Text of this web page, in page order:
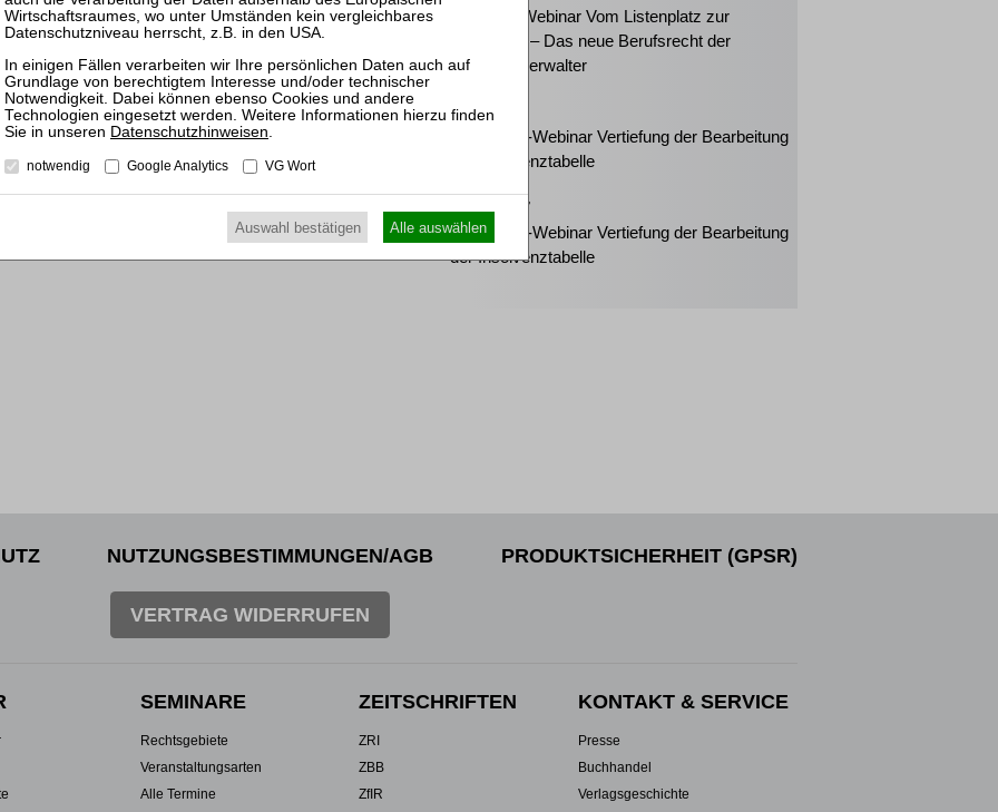
Praktiker-Webinar Vom Listenplatz zur
Zulassung – Das neue Berufsrecht der
Insolvenzverwalter
11.11.2026
Mitarbeiter-Webinar Vertiefung der Bearbeitung
der Insolvenztabelle
17.03.2027
Mitarbeiter-Webinar Vertiefung der Bearbeitung
der Insolvenztabelle
NUTZUNGSBESTIMMUNGEN/AGB PRODUKTSICHERHEIT (GPSR)
VERTRAG WIDERRUFEN
SEMINARE
Rechtsgebiete
Veranstaltungsarten
Alle Termine
ZEITSCHRIFTEN
ZRI
ZBB
ZfIR
KONTAKT & SERVICE
Presse
Buchhandel
Verlagsgeschichte
Datenschutzhinweisen
notwendig Google Analytics VG Wort
Auswahl bestätigen Alle auswählen